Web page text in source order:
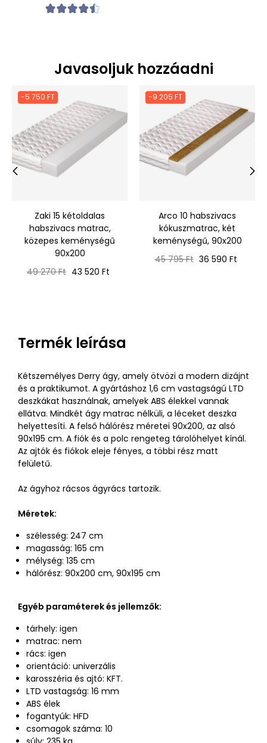
Javasoljuk hozzáadni
-5 750 FT
Zaki 15 kétoldalas
habszivacs matrac,
közepes keménységű
90x200
Normál
49 270 Ft Ár
43 520 Ft
-9 205 FT
Arco 10 habszivacs
kókuszmatrac, két
keménységű, 90x200
Normál
45 795 Ft Ár
36 590 Ft
Termék leírása
Kétszemélyes Derry ágy, amely ötvözi a modern dizájnt
és a praktikumot. A gyártáshoz 1,6 cm vastagságú LTD
deszkákat használnak, amelyek ABS élekkel vannak
ellátva. Mindkét ágy matrac nélküli, a léceket deszka
helyettesíti. A felső hálórész méretei 90x200, az alsó
90x195 cm. A fiók és a polc rengeteg tárolóhelyet kínál.
Az ajtók és fiókok eleje fényes, a többi rész matt
felületű.
Az ágyhoz rácsos ágyrács tartozik.
Méretek:
szélesség: 247 cm
magasság: 165 cm
mélység: 135 cm
hálórész: 90x200 cm, 90x195 cm
Egyéb paraméterek és jellemzők:
tárhely: igen
matrac: nem
rács: igen
orientáció: univerzális
karosszéria és ajtó: KFT.
LTD vastagság: 16 mm
ABS élek
fogantyúk: HFD
csomagok száma: 10